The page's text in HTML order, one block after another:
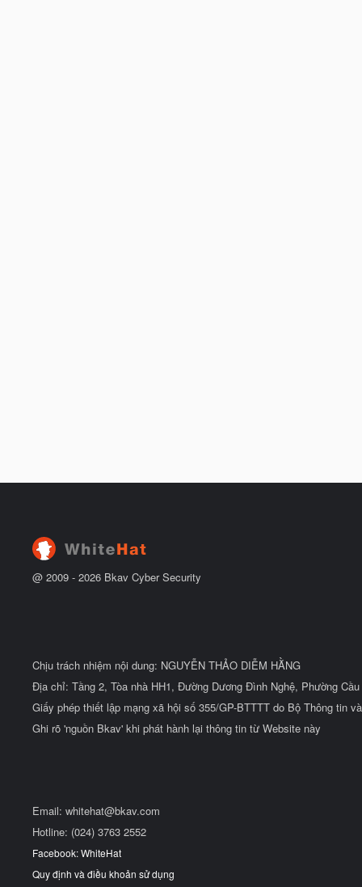
@ 2009 - 2026 Bkav Cyber Security
Chịu trách nhiệm nội dung: NGUYỄN THẢO DIỄM HẰNG
Địa chỉ: Tầng 2, Tòa nhà HH1, Đường Dương Đình Nghệ, Phường
Giấy phép thiết lập mạng xã hội số 355/GP-BTTTT do Bộ Thông tin
Ghi rõ 'nguồn Bkav' khi phát hành lại thông tin từ Website này
Email: whitehat@bkav.com
Hotline: (024) 3763 2552
Facebook: WhiteHat
Quy định và điều khoản sử dụng